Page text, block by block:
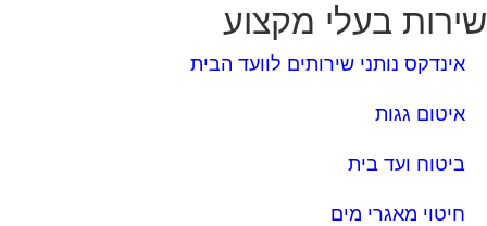
בעלי מקצוע
אינדקס נותני שירותים לוועד הבית
איטום גגות
ביטוח ועד בית
חיטוי מאגרי מים